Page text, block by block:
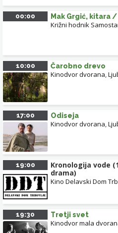
00:00 Mak Grgić, kitara
Križni hodnik
10:00 Čarobno drevo
Kinodvor dvorana,
17:00 Odiseja
Kinodvor dvorana,
19:00
Kronologija vode
drama)
Kino Delavski Dom
19:30 Tretji svet
Kinodvor mala